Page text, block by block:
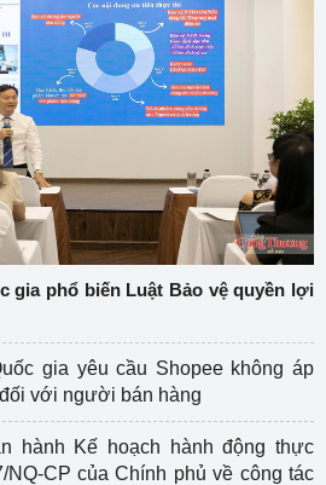
gia phổ biến Luật Bảo vệ quyền lợi
gia yêu cầu Shopee không áp
với người bán hàng
hành Kế hoạch hành động thực
NQ-CP của Chính phủ về công tác